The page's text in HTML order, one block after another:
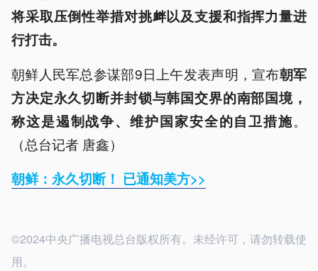
将采取压倒性举措对挑衅以及支援和指挥力量进
行打击。
朝鲜人民军总参谋部9日上午发表声明，宣布朝军
方决定永久切断并封锁与韩国交界的南部国境，
称这是遏制战争、维护国家安全的自卫措施。
（总台记者 唐鑫）
朝鲜：永久切断！ 已通知美方>>
©2024中央广播电视总台版权所有。未经许可，请勿转载使
用。